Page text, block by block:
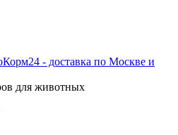
для животных